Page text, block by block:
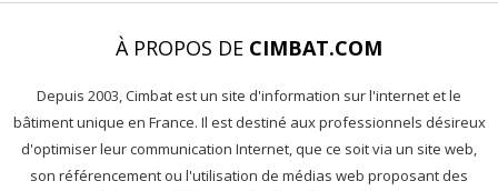
À PROPOS DE CIMBAT.COM
Depuis 2003, Cimbat est un site d'information sur l'internet et le
bâtiment unique en France. Il est destiné aux professionnels désireux
d'optimiser leur communication Internet, que ce soit via un site web,
son référencement ou l'utilisation de médias web proposant des